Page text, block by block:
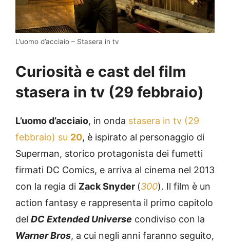
L’uomo d’acciaio – Stasera in tv
Curiosità e cast del film
stasera in tv (29 febbraio)
L’uomo d’acciaio, in onda stasera in tv (29
febbraio) su 20, è ispirato al personaggio di
Superman, storico protagonista dei fumetti
firmati DC Comics, e arriva al cinema nel 2013
con la regia di Zack Snyder (300). Il film è un
action fantasy e rappresenta il primo capitolo
del DC Extended Universe condiviso con la
Warner Bros, a cui negli anni faranno seguito,